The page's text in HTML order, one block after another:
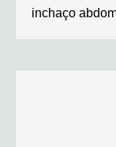
inchaço